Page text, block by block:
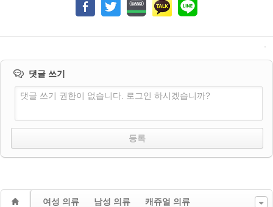
댓글 쓰기
댓글 쓰기 권한이 없습니다. 로그인 하시겠습니까?
여성 의류 남성 의류 캐쥬얼 의류